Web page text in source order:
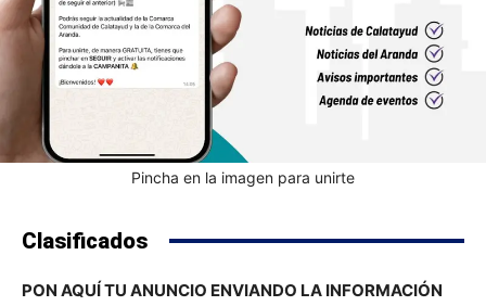
Pincha en la imagen para unirte
Clasificados
PON AQUÍ TU ANUNCIO ENVIANDO LA INFORMACIÓN